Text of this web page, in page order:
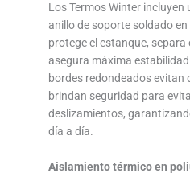
Los Termos Winter incluyen
anillo de soporte soldado en
protege el estanque, separa
asegura máxima
bordes redondeados evitan
brindan seguridad para
deslizamientos,
día a día.
Aislamiento térmico en